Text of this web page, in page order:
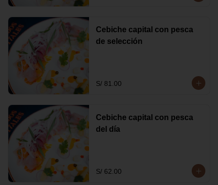
Cebiche capital con pesca
de selección
S/ 81.00
Cebiche capital con pesca
del día
S/ 62.00